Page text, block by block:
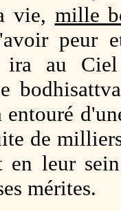
vie, mille
peur
ira au
entouré
de
en leur
mérites.